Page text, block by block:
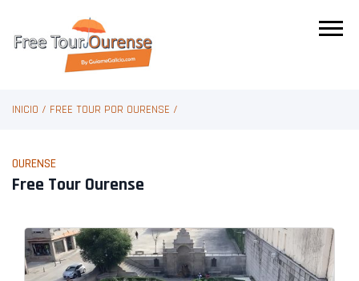
INICIO / FREE TOUR POR OURENSE /
OURENSE
Free Tour Ourense